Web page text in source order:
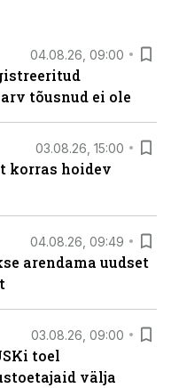
04.08.26, 09:00
tõusnud ei ole
03.08.26, 15:00
korras hoidev
04.08.26, 09:49
arendama uudset
03.08.26, 09:00
toel
välja